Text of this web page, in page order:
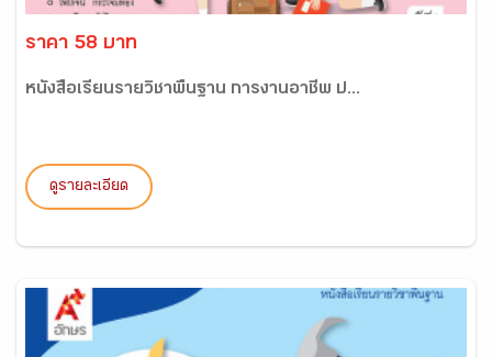
ราคา 58 บาท
หนังสือเรียนรายวิชาพื้นฐาน การงานอาชีพ ป...
ดูรายละเอียด